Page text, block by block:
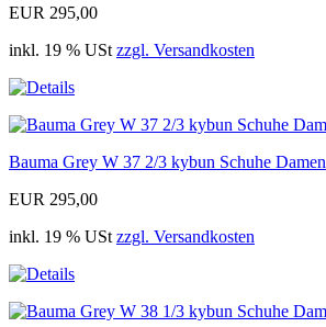
EUR 295,00
inkl. 19 % USt zzgl. Versandkosten
Bauma Grey W 37 2/3 kybun Schuhe Damen
EUR 295,00
inkl. 19 % USt zzgl. Versandkosten